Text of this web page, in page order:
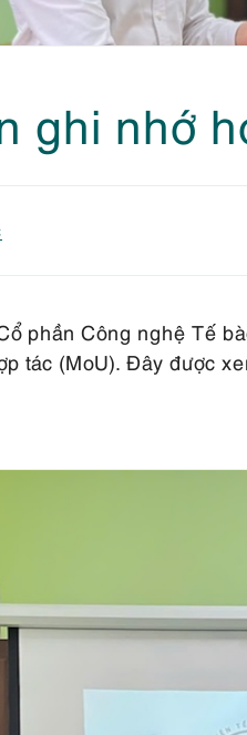
ghi nhớ
phần Công nghệ Tế
tác (MoU). Đây được